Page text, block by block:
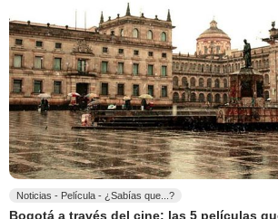
Noticias - Película - ¿Sabías que...?
Bogotá a través del cine: las 5 películas